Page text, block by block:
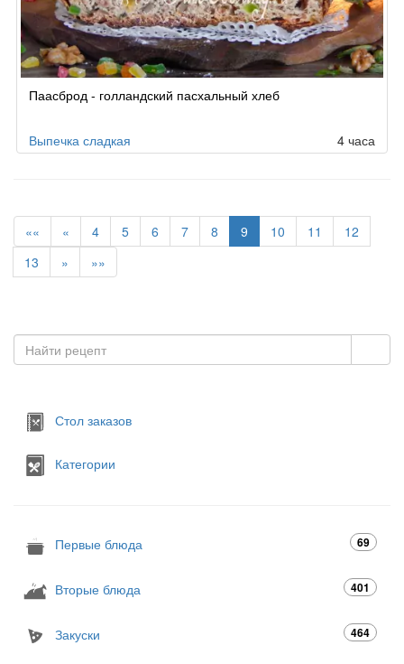
Паасброд - голландский пасхальный хлеб
Выпечка сладкая 4 часа
«« « 4 5 6 7 8 9 10 11
12
13
» »»
Стол заказов
Категории
Первые блюда 69
Вторые блюда 401
Закуски 464